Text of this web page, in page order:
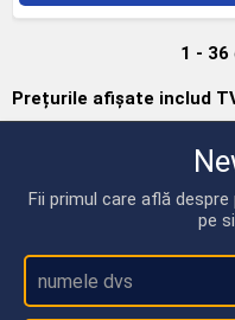
1 - 36
Prețurile afișate includ
Fii primul care află
pe